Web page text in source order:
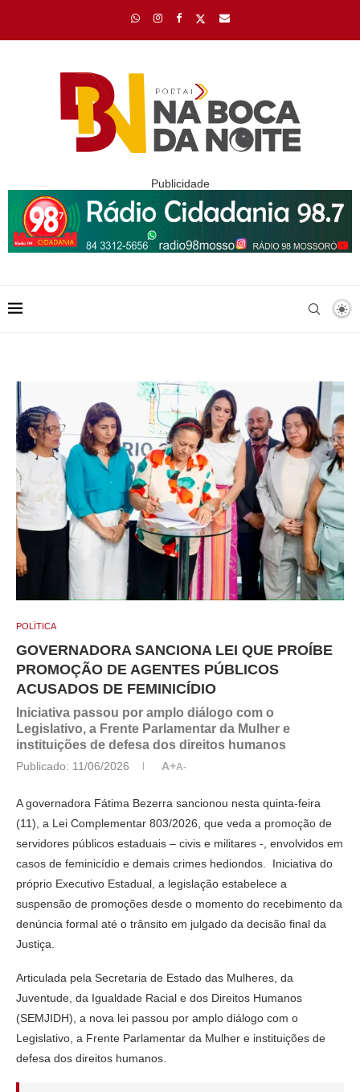
Publicidade
POLÍTICA
GOVERNADORA SANCIONA LEI QUE PROÍBE
PROMOÇÃO DE AGENTES PÚBLICOS
ACUSADOS DE FEMINICÍDIO
Iniciativa passou por amplo diálogo com o
Legislativo, a Frente Parlamentar da Mulher e
instituições de defesa dos direitos humanos
Publicado: 11/06/2026 A+A-
A governadora Fátima Bezerra sancionou nesta quinta-feira
(11), a Lei Complementar 803/2026, que veda a promoção de
servidores públicos estaduais – civis e militares -, envolvidos em
casos de feminicídio e demais crimes hediondos. Iniciativa do
próprio Executivo Estadual, a legislação estabelece a
suspensão de promoções desde o momento do recebimento da
denúncia formal até o trânsito em julgado da decisão final da
Justiça.
Articulada pela Secretaria de Estado das Mulheres, da
Juventude, da Igualdade Racial e dos Direitos Humanos
(SEMJIDH), a nova lei passou por amplo diálogo com o
Legislativo, a Frente Parlamentar da Mulher e instituições de
defesa dos direitos humanos.